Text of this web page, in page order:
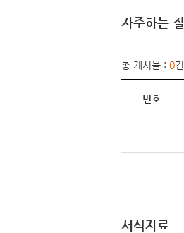
자주하는
총 게시물 : 0건
번호
서식자료